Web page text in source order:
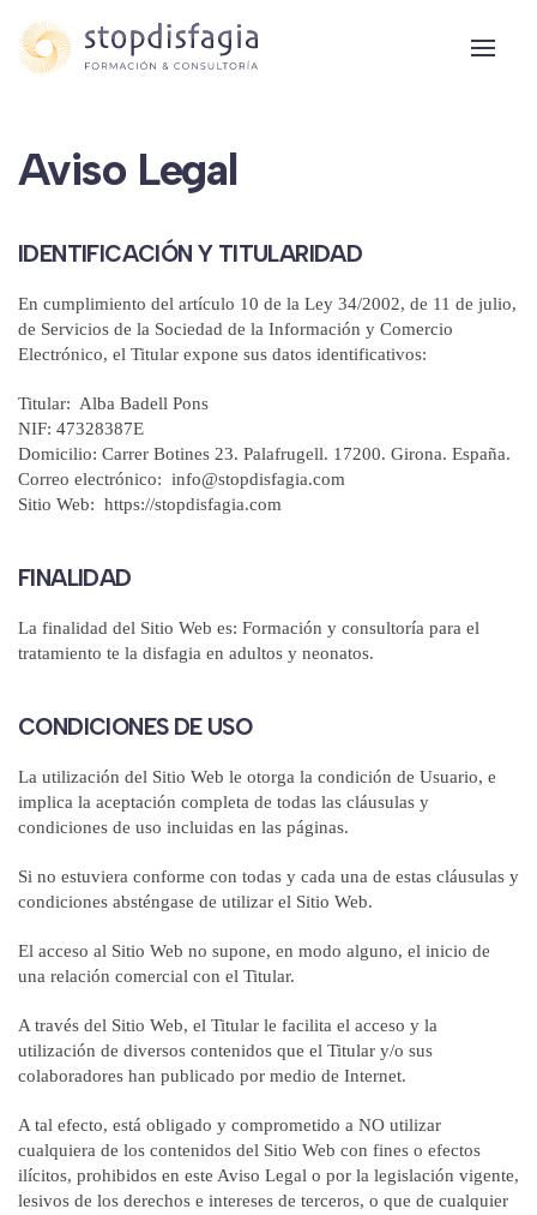
Skip to main content
Aviso Legal
IDENTIFICACIÓN Y TITULARIDAD
En cumplimiento del artículo 10 de la Ley 34/2002, de 11 de julio,
de Servicios de la Sociedad de la Información y Comercio
Electrónico, el Titular expone sus datos identificativos:
Titular: Alba Badell Pons
NIF: 47328387E
Domicilio: Carrer Botines 23. Palafrugell. 17200. Girona. España.
Correo electrónico: info@stopdisfagia.com
Sitio Web: https://stopdisfagia.com
FINALIDAD
La finalidad del Sitio Web es: Formación y consultoría para el
tratamiento te la disfagia en adultos y neonatos.
CONDICIONES DE USO
La utilización del Sitio Web le otorga la condición de Usuario, e
implica la aceptación completa de todas las cláusulas y
condiciones de uso incluidas en las páginas.
Si no estuviera conforme con todas y cada una de estas cláusulas y
condiciones absténgase de utilizar el Sitio Web.
El acceso al Sitio Web no supone, en modo alguno, el inicio de
una relación comercial con el Titular.
A través del Sitio Web, el Titular le facilita el acceso y la
utilización de diversos contenidos que el Titular y/o sus
colaboradores han publicado por medio de Internet.
A tal efecto, está obligado y comprometido a NO utilizar
cualquiera de los contenidos del Sitio Web con fines o efectos
ilícitos, prohibidos en este Aviso Legal o por la legislación vigente,
lesivos de los derechos e intereses de terceros, o que de cualquier